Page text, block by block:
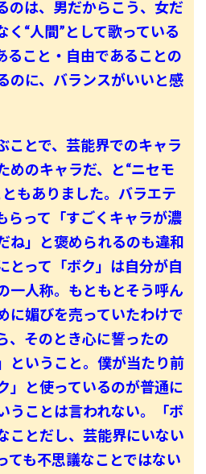
のは、男だからこう、女だ
く“人間”として歌っている
ること・自由であることの
のに、バランスがいいと感
ことで、芸能界でのキャラ
めのキャラだ、と“ニセモ
もありました。バラエテ
らって「すごくキャラが濃
ね」と褒められるのも違和
とって「ボク」は自分が自
一人称。もともとそう呼ん
に媚びを売っていたわけで
、そのとき心に誓ったの
ということ。僕が当たり前
」と使っているのが普通に
うことは言われない。「ボ
ことだし、芸能界にいない
ても不思議なことではない